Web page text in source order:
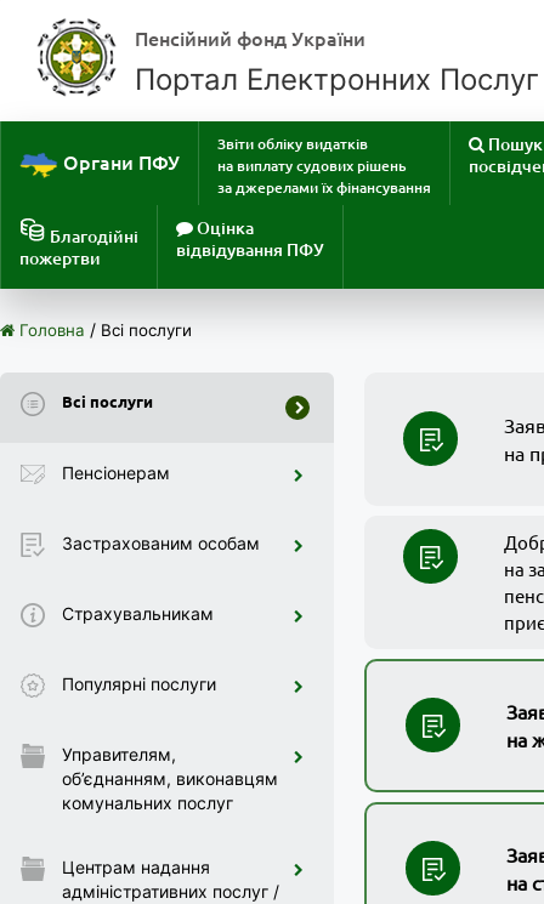
Пенсійний фонд України
Портал Електронних Послуг
Органи ПФУ
Звіти обліку видатків
на виплату судових рішень
за джерелами їх фінансування
Пошук
Благодійні
пожертви
Оцінка
відвідування ПФУ
Головна / Всі послуги
Всі послуги
Пенсіонерам
Застрахованим особам
Страхувальникам
Популярні послуги
Управителям,
об’єднанням, виконавцям
комунальних послуг
Центрам надання
адміністративних послуг /
на
на
на
на